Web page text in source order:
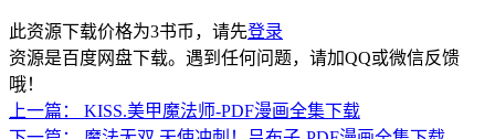
此资源下载价格为3书币，请先登录
资源是百度网盘下载。遇到任何问题，请加QQ或微信反馈
哦！
上一篇：
KISS.美甲魔法师-PDF漫画全集下载